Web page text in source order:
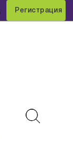
Регистрация